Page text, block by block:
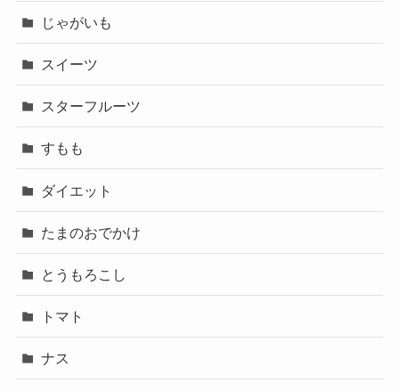
じゃがいも
スイーツ
スターフルーツ
すもも
ダイエット
たまのおでかけ
とうもろこし
トマト
ナス